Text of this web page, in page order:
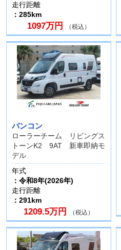
走行距離
：285km
1097万円 （税込）
バンコン
ローラーチーム リビングス
トーンK2 9AT 新車即納モ
デル
年式
：令和8年(2026年)
走行距離
：291km
1209.5万円 （税込）